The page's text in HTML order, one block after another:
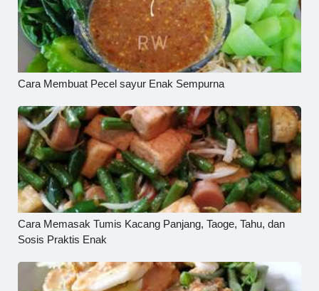
Cara Membuat Pecel sayur Enak Sempurna
Cara Memasak Tumis Kacang Panjang, Taoge, Tahu, dan
Sosis Praktis Enak